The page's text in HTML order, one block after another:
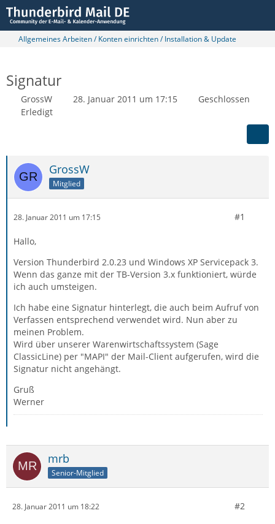
Allgemeines Arbeiten / Konten einrichten / Installation & Update
Signatur
GrossW 28. Januar 2011 um 17:15
Geschlossen
Erledigt
GrossW
Mitglied
28. Januar 2011 um 17:15 #1
Hallo,
Version Thunderbird 2.0.23 und Windows XP Servicepack 3.
Wenn das ganze mit der TB-Version 3.x funktioniert, würde
ich auch umsteigen.
Ich habe eine Signatur hinterlegt, die auch beim Aufruf von
Verfassen entsprechend verwendet wird. Nun aber zu
meinen Problem.
Wird über unserer Warenwirtschaftssystem (Sage
ClassicLine) per "MAPI" der Mail-Client aufgerufen, wird die
Signatur nicht angehängt.
Gruß
Werner
mrb
Senior-Mitglied
28. Januar 2011 um 18:22 #2